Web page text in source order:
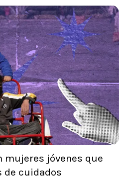
mujeres jóvenes que
de cuidados